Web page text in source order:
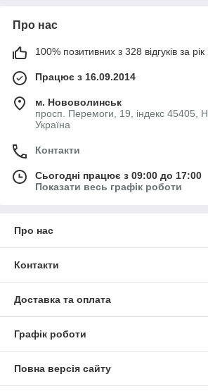
Про нас
100% позитивних з 328 відгуків за рік
Працює з 16.09.2014
м. Нововолинськ
просп. Перемоги, 19, індекс 45405,
Україна
Контакти
Сьогодні працює з 09:00 до 17:00
Показати весь графік роботи
Про нас
Контакти
Доставка та оплата
Графік роботи
Повна версія сайту